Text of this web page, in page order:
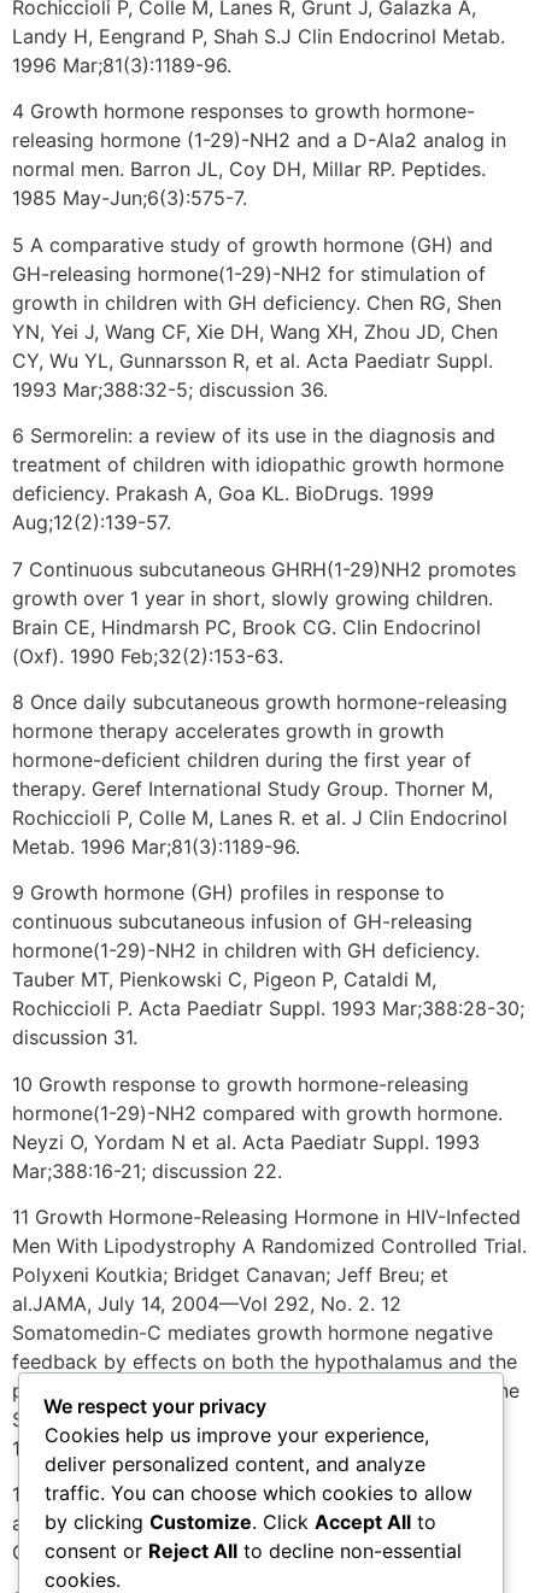
Rochiccioli P, Colle M, Lanes R, Grunt J, Galazka A,
Landy H, Eengrand P, Shah S.J Clin Endocrinol Metab.
1996 Mar;81(3):1189-96.
4 Growth hormone responses to growth hormone-
releasing hormone (1-29)-NH2 and a D-Ala2 analog in
normal men. Barron JL, Coy DH, Millar RP. Peptides.
1985 May-Jun;6(3):575-7.
5 A comparative study of growth hormone (GH) and
GH-releasing hormone(1-29)-NH2 for stimulation of
growth in children with GH deficiency. Chen RG, Shen
YN, Yei J, Wang CF, Xie DH, Wang XH, Zhou JD, Chen
CY, Wu YL, Gunnarsson R, et al. Acta Paediatr Suppl.
1993 Mar;388:32-5; discussion 36.
6 Sermorelin: a review of its use in the diagnosis and
treatment of children with idiopathic growth hormone
deficiency. Prakash A, Goa KL. BioDrugs. 1999
Aug;12(2):139-57.
7 Continuous subcutaneous GHRH(1-29)NH2 promotes
growth over 1 year in short, slowly growing children.
Brain CE, Hindmarsh PC, Brook CG. Clin Endocrinol
(Oxf). 1990 Feb;32(2):153-63.
8 Once daily subcutaneous growth hormone-releasing
hormone therapy accelerates growth in growth
hormone-deficient children during the first year of
therapy. Geref International Study Group. Thorner M,
Rochiccioli P, Colle M, Lanes R. et al. J Clin Endocrinol
Metab. 1996 Mar;81(3):1189-96.
9 Growth hormone (GH) profiles in response to
continuous subcutaneous infusion of GH-releasing
hormone(1-29)-NH2 in children with GH deficiency.
Tauber MT, Pienkowski C, Pigeon P, Cataldi M,
Rochiccioli P. Acta Paediatr Suppl. 1993 Mar;388:28-30;
discussion 31.
10 Growth response to growth hormone-releasing
hormone(1-29)-NH2 compared with growth hormone.
Neyzi O, Yordam N et al. Acta Paediatr Suppl. 1993
Mar;388:16-21; discussion 22.
11 Growth Hormone-Releasing Hormone in HIV-Infected
Men With Lipodystrophy A Randomized Controlled Trial.
Polyxeni Koutkia; Bridget Canavan; Jeff Breu; et
al.JAMA, July 14, 2004—Vol 292, No. 2. 12
Somatomedin-C mediates growth hormone negative
feedback by effects on both the hypothalamus and the
pituitary.Berelowitz M, Szabo M, Frohman LA, Firestone
S, Chu L, Hintz RL. Science. 1981 Jun
12;212(4500):1279-81.
13 Sermorelin: a better approach to management of
adult-onset growth hormone insufficiency? Walker RF.
Clin Interv Aging. 2006;1(4):307-8.
We respect your privacy
Cookies help us improve your experience,
deliver personalized content, and analyze
traffic. You can choose which cookies to allow
by clicking Customize. Click Accept All to
consent or Reject All to decline non-essential
cookies.